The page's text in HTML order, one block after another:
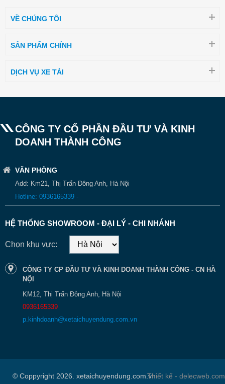
VỀ CHÚNG TÔI
SẢN PHẨM CHÍNH
DỊCH VỤ XE TẢI
CÔNG TY CỔ PHẦN ĐẦU TƯ VÀ KINH
DOANH THÀNH CÔNG
VĂN PHÒNG
Add: Km21, Thị Trấn Đông Anh, Hà Nội
Hotline: 0936165339 -
HỆ THỐNG SHOWROOM - ĐẠI LÝ - CHI NHÁNH
Chọn khu vực:
CÔNG TY CP ĐẦU TƯ VÀ KINH DOANH THÀNH CÔNG - CN HÀ
NỘI
KM12, Thị Trấn Đông Anh, Hà Nội
0936165339
p.kinhdoanh@xetaichuyendung.com.vn
© Coppyright 2026. xetaichuyendung.com.vnThiết kế - delecweb.com